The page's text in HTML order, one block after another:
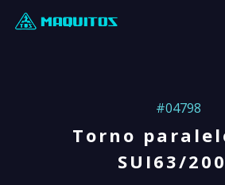
#04798
Torno
SUI63/